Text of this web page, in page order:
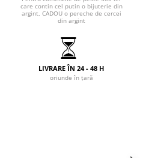
care contin cel putin o bijuterie din
argint, CADOU o pereche de cercei
din argint
LIVRARE ÎN 24 - 48 H
oriunde în țară